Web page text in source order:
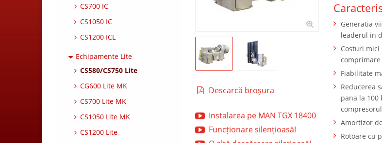
CS700 IC
CS1050 IC
CS1200 ICL
Echipamente Lite
CS580/CS750 Lite
CG600 Lite MK
CS700 Lite MK
CS1050 Lite MK
CS1200 Lite
Descarcă broșura
Instalarea pe MAN TGX 18400
Funcționare silențioasă!
Generatia
leaderul in
Costuri
comprimare
Fiabilitate
Reducerea
pana la 100
Amortizor
Rotoare cu